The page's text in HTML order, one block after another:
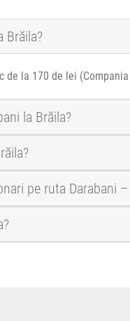
Brăila?
la 170 de lei
la Brăila?
pe ruta Darabani –